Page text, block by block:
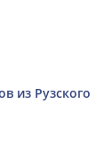
из Рузского